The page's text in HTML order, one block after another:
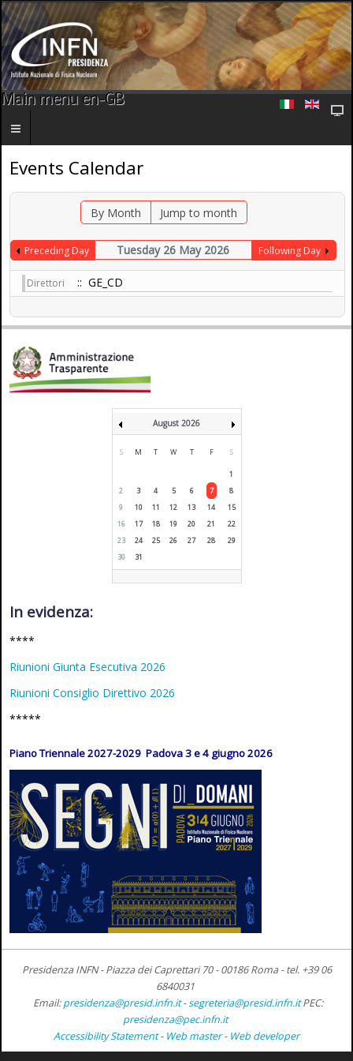
Main menu en-GB
Events Calendar
By Month Jump to month
Preceding Day Tuesday 26 May 2026 Following Day
Direttori :: GE_CD
August 2026
S M T W T F S
1
2
3 4 5 6 7
8
9
10 11 12 13 14
15
16
17 18 19 20 21
22
23
24 25 26 27 28
29
30
31
In evidenza:
****
Riunioni Giunta Esecutiva 2026
Riunioni Consiglio Direttivo 2026
*****
Piano Triennale 2027-2029 Padova 3 e 4 giugno 2026
Presidenza INFN - Piazza dei Caprettari 70 - 00186 Roma -tel. +39 06
6840031
Email:presidenza@presid.infn.it-segreteria@presid.infn.it PEC:
presidenza@pec.infn.it
Accessibility Statement- Web master- Web developer